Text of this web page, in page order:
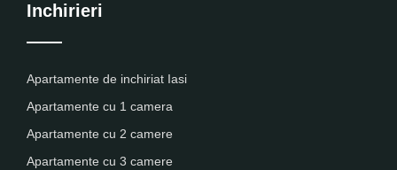
Inchirieri
Apartamente de inchiriat Iasi
Apartamente cu 1 camera
Apartamente cu 2 camere
Apartamente cu 3 camere